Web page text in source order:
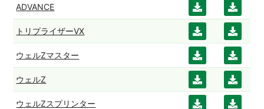
ADVANCE
ダウ
ンロ
ード
ダウ
ンロ
ード
トリプライザーVX
ダウ
ンロ
ード
ダウ
ンロ
ード
ウェルZマスター
ダウ
ンロ
ード
ダウ
ンロ
ード
ウェルZ
ダウ
ンロ
ダウ
ンロ
ウェルZスプリンター
ダウ
ダウ